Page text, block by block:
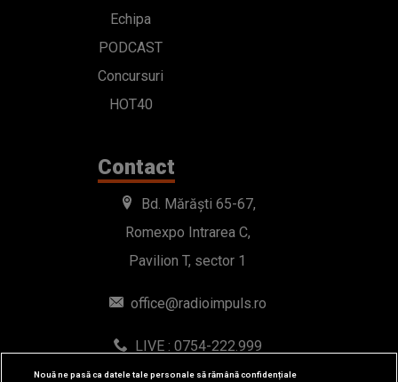
Echipa
PODCAST
Concursuri
HOT40
Contact
Bd. Mărăști 65-67,
Romexpo Intrarea C,
Pavilion T, sector 1
office@radioimpuls.ro
LIVE : 0754-222.999
WhatsApp: 0754-222.999
Nouă ne pasă ca datele tale personale să rămână confidențiale